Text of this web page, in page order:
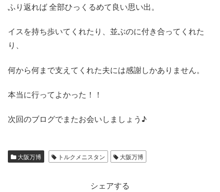
ふり返れば 全部ひっくるめて良い思い出。
イスを持ち歩いてくれたり、並ぶのに付き合ってくれた
り、
何から何まで支えてくれた夫には感謝しかありません。
本当に行ってよかった！！
次回のブログでまたお会いしましょう♪
大阪万博 トルクメニスタン 大阪万博
シェアする